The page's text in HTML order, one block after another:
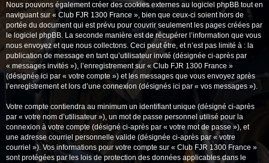
Nous pouvons également créer des cookies externes au logiciel phpBB tout en
naviguant sur « Club FJR 1300 France », bien que ceux-ci soient hors de
portée du document qui est prévu pour couvrir seulement les pages créées par
le logiciel phpBB. La seconde manière est de récupérer l’information que vous
nous envoyez et que nous collectons. Ceci peut être, et n’est pas limité à : la
publication de message en tant qu’utilisateur invité (désignée ci-après par
« messages invités »), l’enregistrement sur « Club FJR 1300 France »
(désignée ici par « votre compte ») et les messages que vous envoyez après
l’enregistrement et lors d’une connexion (désignés ici par « vos messages »).
Votre compte contiendra au minimum un identifiant unique (désigné ci-après
par « votre nom d’utilisateur »), un mot de passe personnel utilisé pour la
connexion à votre compte (désigné ci-après par « votre mot de passe »), et
une adresse courriel personnelle valide (désignée ci-après par « votre
courriel »). Vos informations pour votre compte sur « Club FJR 1300 France »
sont protégées par les lois de protection des données applicables dans le